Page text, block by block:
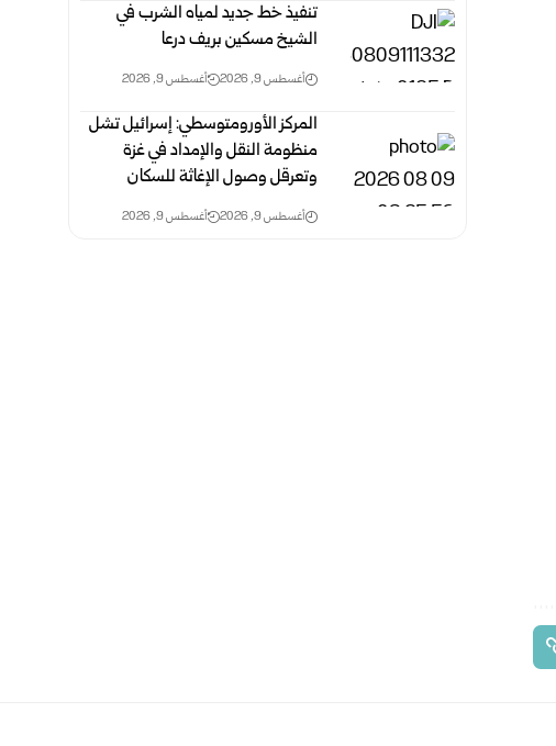
تنفيذ خط جديد لمياه الشرب في
الشيخ مسكين بريف درعا
أغسطس 9, 2026 أغسطس 9, 2026
المركز الأورومتوسطي: إسرائيل تشل
منظومة النقل والإمداد في غزة
وتعرقل وصول الإغاثة للسكان
أغسطس 9, 2026 أغسطس 9, 2026